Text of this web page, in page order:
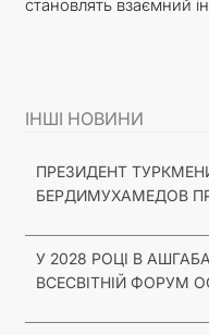
становлять взаємний
ІНШІ НОВИНИ
ПРЕЗИДЕНТ
БЕРДИМУХАМЕДОВ
У 2028 РОЦІ В
ВСЕСВІТНІЙ ФОРУМ